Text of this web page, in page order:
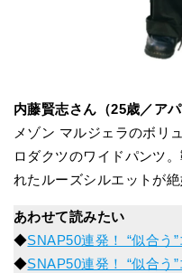
内藤賢志さん（25歳／アパ
メゾン マルジェラのボリ
ロダクツのワイドパンツ
れたルーズシルエットが絶
あわせて読みたい
◆SNAP50連発！ “似合う
◆SNAP50連発！ “似合う